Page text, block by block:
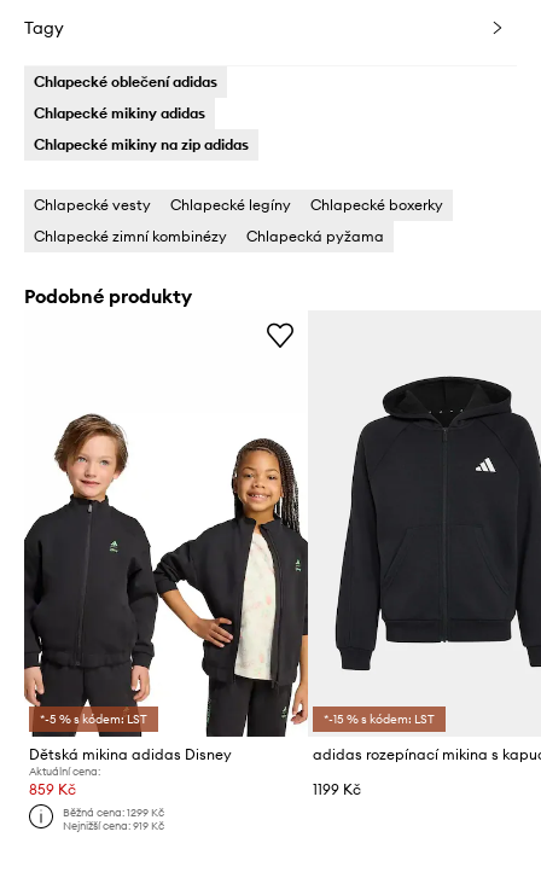
Tagy
Chlapecké oblečení adidas
Chlapecké mikiny adidas
Chlapecké mikiny na zip adidas
Chlapecké vesty Chlapecké legíny
Chlapecké boxerky
Chlapecké zimní kombinézy
Chlapecká pyžama
Podobné produkty
*-5 % s kódem: LST
Dětská mikina adidas Disney
Aktuální cena:
859 Kč
Běžná cena:1299 Kč
Nejnižší cena:919 Kč
*-15 % s kódem: LST
1199 Kč